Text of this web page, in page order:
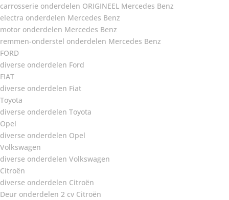
carrosserie onderdelen ORIGINEEL Mercedes Benz
electra onderdelen Mercedes Benz
motor onderdelen Mercedes Benz
remmen-onderstel onderdelen Mercedes Benz
FORD
diverse onderdelen Ford
FIAT
diverse onderdelen Fiat
Toyota
diverse onderdelen Toyota
Opel
diverse onderdelen Opel
Volkswagen
diverse onderdelen Volkswagen
Citroën
diverse onderdelen Citroën
Deur onderdelen 2 cv Citroën